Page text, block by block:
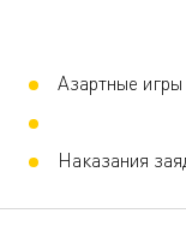
Азартные игры
Наказания